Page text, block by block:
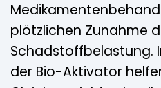
plötzlichen Zunahme
Schadstoffbelastung.
der Bio-Aktivator